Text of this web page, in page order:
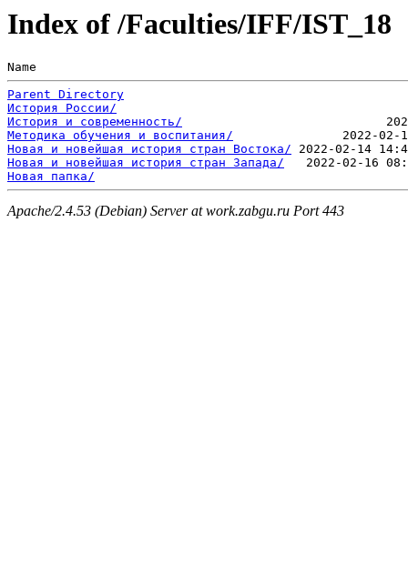
Index of /Faculties/IFF/IST_18
Name
Parent Directory
История России/
История и современность/
Методика обучения и воспитания/
Новая и новейшая история стран Востока/
Новая и новейшая история стран Запада/
Новая папка/
Apache/2.4.53 (Debian) Server at work.zabgu.ru Port 443